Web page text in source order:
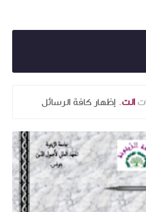
الت. إظهار كافة الرسائل